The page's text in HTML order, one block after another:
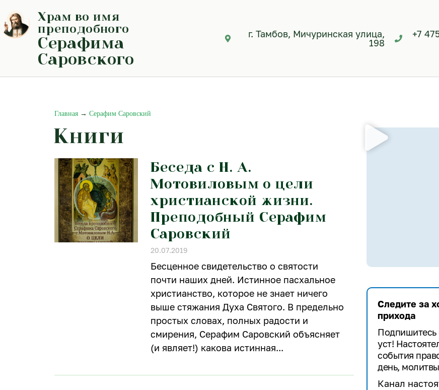
содержимому
Храм во имя
преподобного
Серафима
Саровского
г. Тамбов, Мичуринская улица,
198
+7
Главная→ Серафим Саровский
Книги
Беседа с Н. А.
Мотовиловым о цели
христианской жизни.
Преподобный Серафим
Саровский
20.07.2019
Бесценное свидетельство о святости
почти наших дней. Истинное пасхальное
христианство, которое не знает ничего
выше стяжания Духа Святого. В предельно
простых словах, полных радости и
смирения, Серафим Саровский объясняет
(и являет!) какова истинная
Следите за
прихода
Подпишитесь
уст!
события
день,
Канал